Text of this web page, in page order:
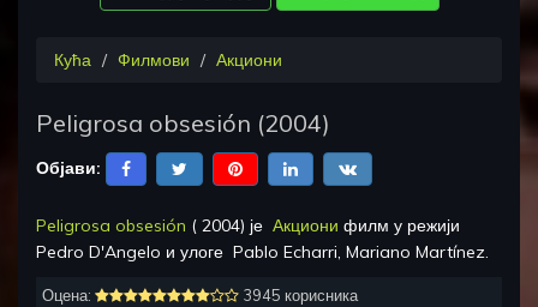
Кућа Филмови Акциони
Peligrosa obsesión (2004)
Објави:
Peligrosa obsesión ( 2004) је Акциони филм у режији
Pedro D'Angelo и улоге Pablo Echarri, Mariano Martínez.
Оцена:
3945 корисника